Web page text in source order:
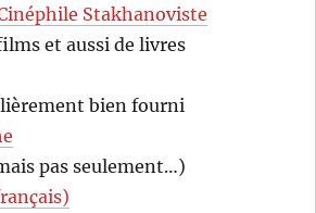
Stakhanoviste
et aussi de livres
bien fourni
pas seulement…)